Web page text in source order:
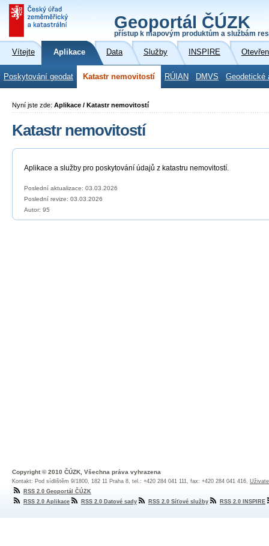
Geoportál ČÚZK
přístup k mapovým produktům a službám
Vítejte Aplikace Data Služby INSPIRE
Poskytování geodat Katastr nemovitostí RÚIAN DMVS Geodetické
Nyní jste zde: Aplikace / Katastr nemovitostí
Katastr nemovitostí
Aplikace a služby pro poskytování údajů z katastru nemovitostí.
Poslední aktualizace: 03.03.2026
Poslední revize: 03.03.2026
Autor: 95
Copyright © 2010 ČÚZK, Všechna práva vyhrazena
Kontakt: Pod sídlištěm 9/1800, 182 11 Praha 8, tel.: +420 284 041 111, fax: +420 284 041 416,
RSS 2.0 Geoportál ČÚZK
RSS 2.0 Aplikace
RSS 2.0 Datové sady RSS 2.0 Síťové služby RSS 2.0 INSPIRE